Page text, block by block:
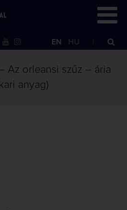
EN HU
Az orleansi szűz – ária
anyag)